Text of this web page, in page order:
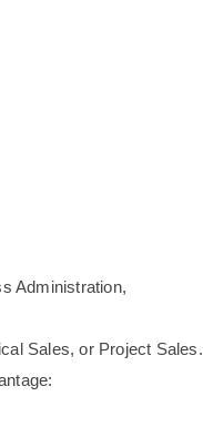
Administration,
Sales, or Project Sales.